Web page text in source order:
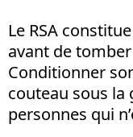
Le RSA
avant de
Conditionner
couteau sous la
personnes qui